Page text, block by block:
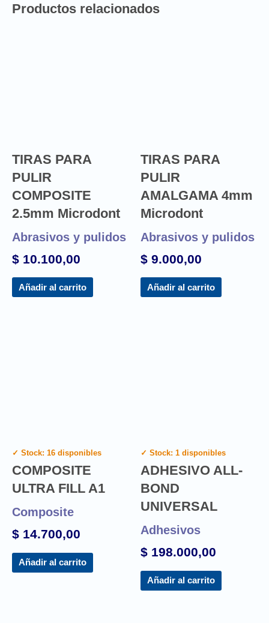
Productos relacionados
TIRAS PARA
PULIR
COMPOSITE
2.5mm Microdont
Abrasivos y pulidos
$ 10.100,00
Añadir al carrito
TIRAS PARA
PULIR
AMALGAMA 4mm
Microdont
Abrasivos y pulidos
$ 9.000,00
Añadir al carrito
✓ Stock: 16 disponibles
COMPOSITE
ULTRA FILL A1
Composite
$ 14.700,00
Añadir al carrito
✓ Stock: 1 disponibles
ADHESIVO ALL-
BOND
UNIVERSAL
Adhesivos
$ 198.000,00
Añadir al carrito